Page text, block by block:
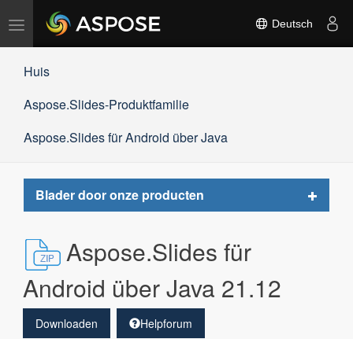
Navigation
umschalten
Deutsch
Huis
Aspose.Slides-Produktfamilie
Aspose.Slides für Android über Java
Blader door onze producten
Toggle
Aspose.Slides für
Android über Java 21.12
Downloaden Helpforum